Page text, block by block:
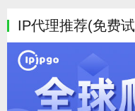
IP代理推荐(免费